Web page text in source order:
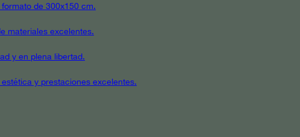
de 300x150 cm.
materiales excelentes.
y en plena libertad.
y prestaciones excelentes.